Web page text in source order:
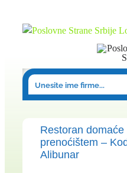
Restoran
prenoćištem –
Alibunar